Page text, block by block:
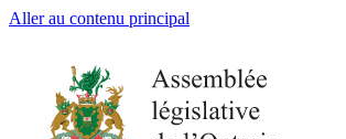
Aller au contenu principal